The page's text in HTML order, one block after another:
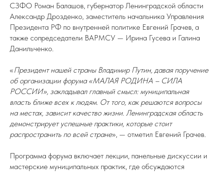
СЗФО Роман Балашов, губернатор Ленинградской области
Александр Дрозденко, заместитель начальника Управления
Президента РФ по внутренней политике Евгений Грачев, а
также сопредседатели ВАРМСУ — Ирина Гусева и Галина
Данильченко.
«Президент нашей страны Владимир Путин, давая поручение
об организации форума «МАЛАЯ РОДИНА – СИЛА
РОССИИ», закладывал главный смысл: муниципальная
власть ближе всех к людям. От того, как решаются вопросы
на местах, зависит качество жизни. Ленинградская область
демонстрирует успешные практики, которые стоит
распространить по всей стране», — отметил Евгений Грачев.
Программа форума включает лекции, панельные дискуссии и
мастерские муниципальных практик, где обсуждаются